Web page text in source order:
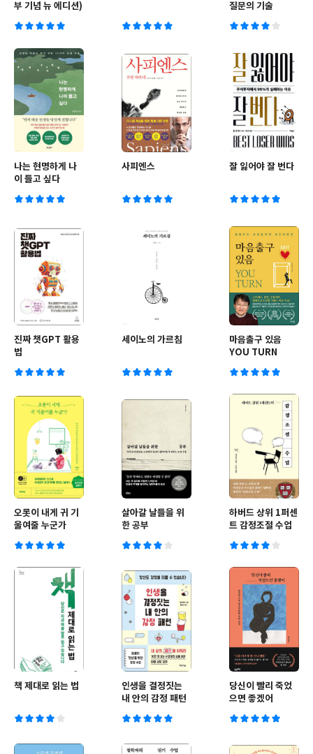
부 기념 뉴 에디션)
질문의 기술
나는 현명하게 나
이 들고 싶다
사피엔스 잘 잃어야 잘 번다
진짜 챗GPT 활용
법
세이노의 가르침
마음출구 있음
YOU TURN
오롯이 내게 귀 기
울여줄 누군가
살아갈 날들을 위
한 공부
하버드 상위 1퍼센
트 감정조절 수업
책 제대로 읽는 법
인생을 결정짓는
내 안의 감정 패턴
당신이 빨리 죽었
으면 좋겠어